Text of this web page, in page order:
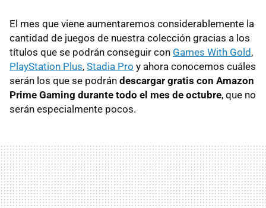
El mes que viene aumentaremos considerablemente la
cantidad de juegos de nuestra colección gracias a los
títulos que se podrán conseguir con Games With Gold,
PlayStation Plus, Stadia Pro y ahora conocemos cuáles
serán los que se podrán descargar gratis con Amazon
Prime Gaming durante todo el mes de octubre, que no
serán especialmente pocos.